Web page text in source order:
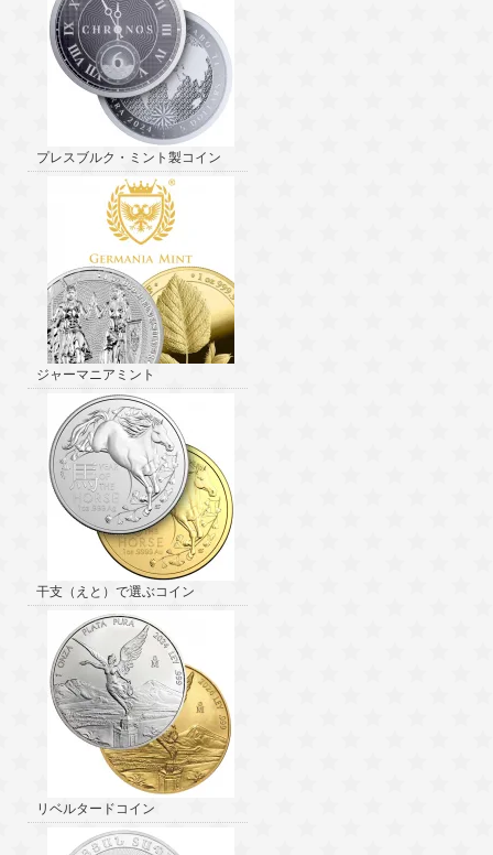
プレスブルク・ミント製コイン
ジャーマニアミント
干支（えと）で選ぶコイン
リベルタードコイン